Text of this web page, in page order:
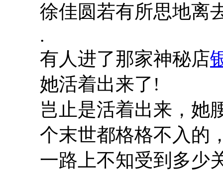
徐佳圆若有所思地离
.
有人进了那家神秘店
她活着出来了!
岂止是活着出来，她
个末世都格格不入的
一路上不知受到多